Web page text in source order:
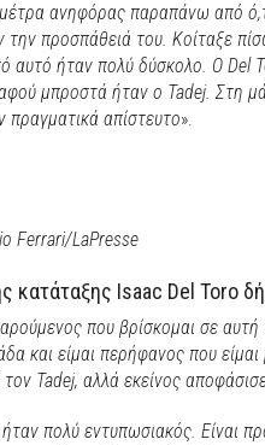
ανηφόρας παραπάνω από
την προσπάθειά του. Κοίταξε
αυτό ήταν πολύ δύσκολο. Ο Del
μπροστά ήταν ο Tadej. Στη
πραγματικά απίστευτο».
Ferrari/LaPresse
κατάταξης Isaac Del Toro
που βρίσκομαι σε
και είμαι περήφανος που
Tadej, αλλά εκείνος
πολύ εντυπωσιακός. Είναι